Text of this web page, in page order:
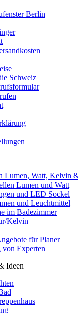
Berlin
Schweiz
Lumen, Watt, Kelvin
Lumen und Watt
und LED Sockel
und Leuchtmittel
im Badezimmer
Kelvin
für Planer
Experten
Ideen